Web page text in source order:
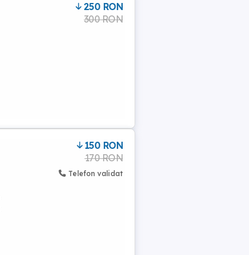
250 RON
300 RON
150 RON
170 RON
Telefon validat